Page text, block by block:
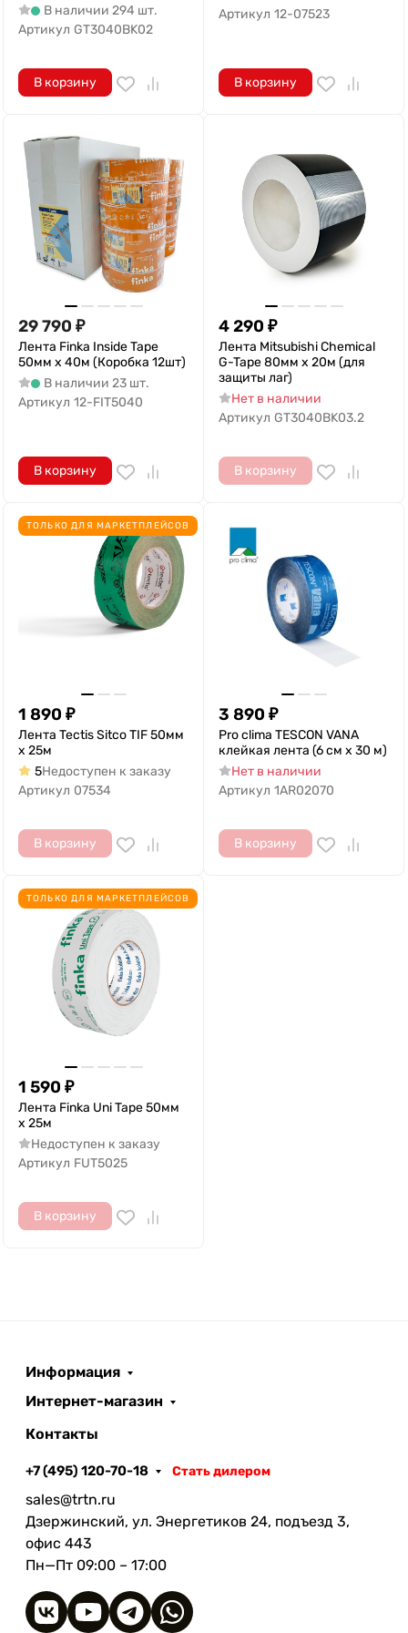
В наличии 294 шт.
Артикул GT3040BK02
В корзину
Артикул 12-07523
В корзину
29 790 ₽
Лента Finka Inside Tape
50мм х 40м (Коробка 12шт)
В наличии 23 шт.
Артикул 12-FIT5040
В корзину
4 290 ₽
Лента Mitsubishi Chemical
G-Tape 80мм x 20м (для
защиты лаг)
Нет в наличии
Артикул GT3040BK03.2
В корзину
ТОЛЬКО ДЛЯ МАРКЕТПЛЕЙСОВ
1 890 ₽
Лента Tectis Sitco TIF 50мм
х 25м
5Недоступен к заказу
Артикул 07534
В корзину
3 890 ₽
Pro clima TESCON VANA
клейкая лента (6 см x 30 м)
Нет в наличии
Артикул 1AR02070
В корзину
ТОЛЬКО ДЛЯ МАРКЕТПЛЕЙСОВ
1 590 ₽
Лента Finka Uni Tape 50мм
х 25м
Недоступен к заказу
Артикул FUT5025
В корзину
Информация
Интернет-магазин
Контакты
+7 (495) 120-70-18 Стать дилером
sales@trtn.ru
Дзержинский, ул. Энергетиков 24, подъезд 3,
офис 443
Пн—Пт 09:00 – 17:00